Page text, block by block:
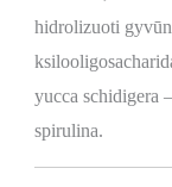
hidrolizuoti
yucca schidigera
spirulina.